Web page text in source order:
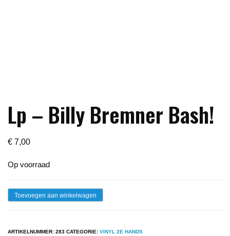
Lp – Billy Bremner Bash!
€ 7,00
Op voorraad
LpToevoegen aan winkelwagen
ARTIKELNUMMER: 283 CATEGORIE: VINYL 2E HANDS